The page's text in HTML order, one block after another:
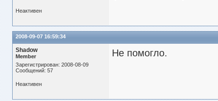
Неактивен
2008-09-07 16:59:34
Shadow
Member
Зарегистрирован: 2008-08-09
Сообщений: 57
Не помогло.
Неактивен